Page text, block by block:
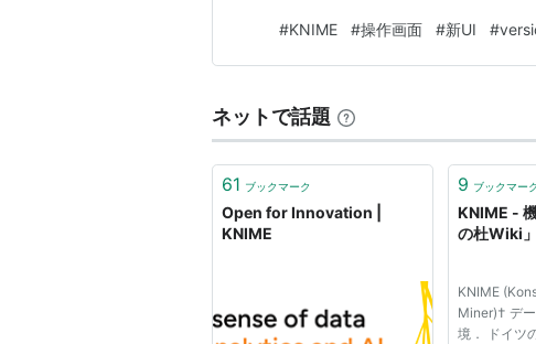
KNIMEに関する本 参考…
#KNIME #操作画面 #新UI #
ネットで話題
61 ブックマーク
Open for Innovation |
KNIME
9 ブックマー
KNIME -
の杜Wiki」
KNIME
Miner)† デ
境． ドイツ